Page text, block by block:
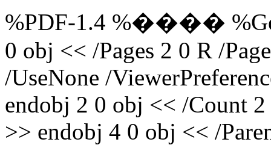
%PDF-1.4 %����
0 obj << /Pages 2 0 R /
/UseNone /
endobj 2 0 obj << /Count
>> endobj 4 0 obj << /